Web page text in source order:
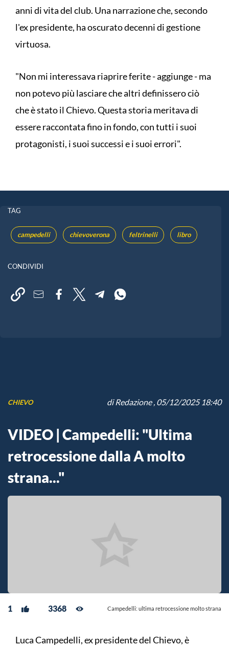
anni di vita del club. Una narrazione che, secondo
l'ex presidente, ha oscurato decenni di gestione
virtuosa.
"Non mi interessava riaprire ferite - aggiunge - ma
non potevo più lasciare che altri definissero ciò
che è stato il Chievo. Questa storia meritava di
essere raccontata fino in fondo, con tutti i suoi
protagonisti, i suoi successi e i suoi errori".
TAG
campedelli chievoverona feltrinelli libro
CONDIVIDI
CHIEVO diRedazione, 05/12/2025 18:40
VIDEO | Campedelli: "Ultima
retrocessione dalla A molto
strana..."
1 3368 Campedelli: ultima retrocessione molto strana
Luca Campedelli, ex presidente del Chievo, è